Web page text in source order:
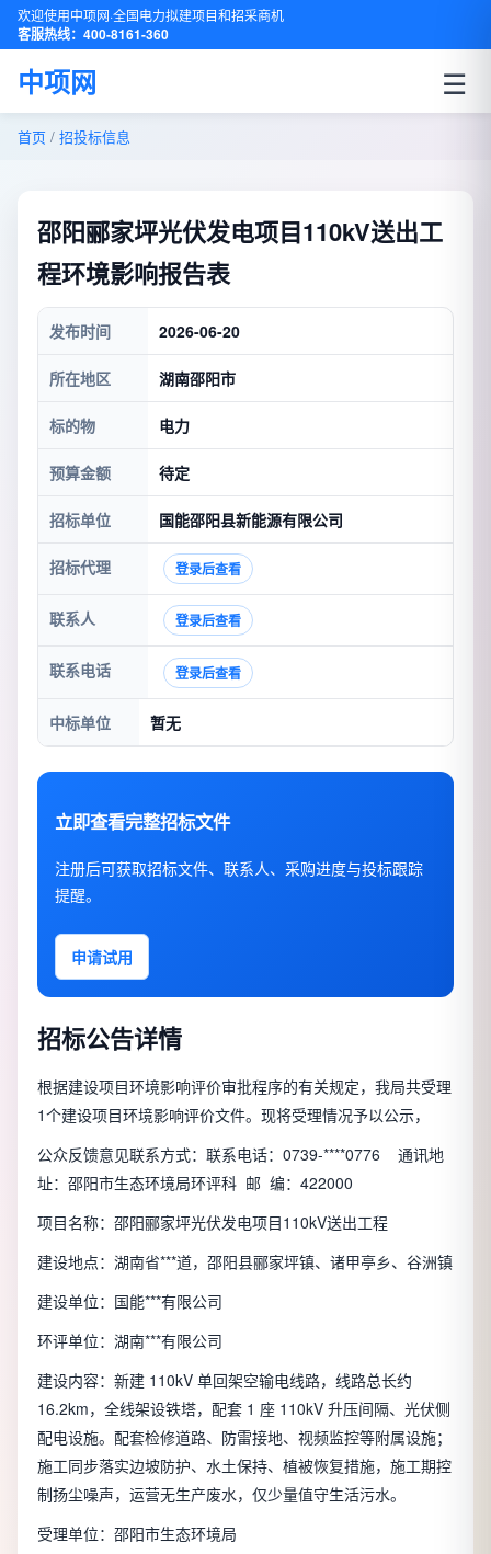
欢迎使用中项网·全国电力拟建项目和招采商机
客服热线：400-8161-360
中项网 ☰
首页 / 招投标信息
邵阳郦家坪光伏发电项目110kV送出工
程环境影响报告表
发布时间 2026-06-20
所在地区 湖南邵阳市
标的物 电力
预算金额 待定
招标单位 国能邵阳县新能源有限公司
招标代理 登录后查看
联系人 登录后查看
联系电话 登录后查看
中标单位 暂无
立即查看完整招标文件
注册后可获取招标文件、联系人、采购进度与投标跟踪
提醒。
申请试用
招标公告详情
根据建设项目环境影响评价审批程序的有关规定，我局共受理
1个建设项目环境影响评价文件。现将受理情况予以公示，
公众反馈意见联系方式：联系电话：0739-****0776 通讯地
址：邵阳市生态环境局环评科 邮 编：422000
项目名称：邵阳郦家坪光伏发电项目110kV送出工程
建设地点：湖南省***道，邵阳县郦家坪镇、诸甲亭乡、谷洲镇
建设单位：国能***有限公司
环评单位：湖南***有限公司
建设内容：新建 110kV 单回架空输电线路，线路总长约
16.2km，全线架设铁塔，配套 1 座 110kV 升压间隔、光伏侧
配电设施。配套检修道路、防雷接地、视频监控等附属设施；
施工同步落实边坡防护、水土保持、植被恢复措施，施工期控
制扬尘噪声，运营无生产废水，仅少量值守生活污水。
受理单位：邵阳市生态环境局